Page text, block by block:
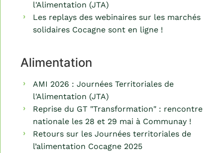
l'Alimentation (JTA)
Les replays des webinaires sur les marchés
solidaires Cocagne sont en ligne !
Alimentation
AMI 2026 : Journées Territoriales de
l'Alimentation (JTA)
Reprise du GT "Transformation" : rencontre
nationale les 28 et 29 mai à Communay !
Retours sur les Journées territoriales de
l’alimentation Cocagne 2025